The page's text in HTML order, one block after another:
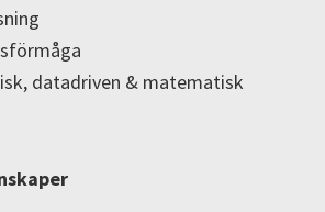
datadriven & matematisk